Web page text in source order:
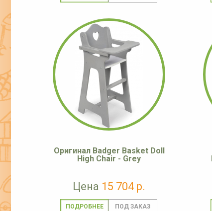
Оригинал Badger Basket Doll
High Chair - Grey
Цена 15 704 р.
ПОДРОБНЕЕ